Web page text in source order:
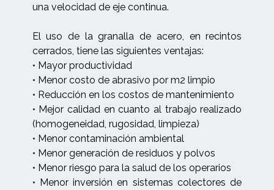
una velocidad de eje continua.
El uso de la granalla de acero, en recintos
cerrados, tiene las siguientes ventajas:
• Mayor productividad
• Menor costo de abrasivo por m2 limpio
• Reducción en los costos de mantenimiento
• Mejor calidad en cuanto al trabajo realizado
(homogeneidad, rugosidad, limpieza)
• Menor contaminación ambiental
• Menor generación de residuos y polvos
• Menor riesgo para la salud de los operarios
• Menor inversión en sistemas colectores de